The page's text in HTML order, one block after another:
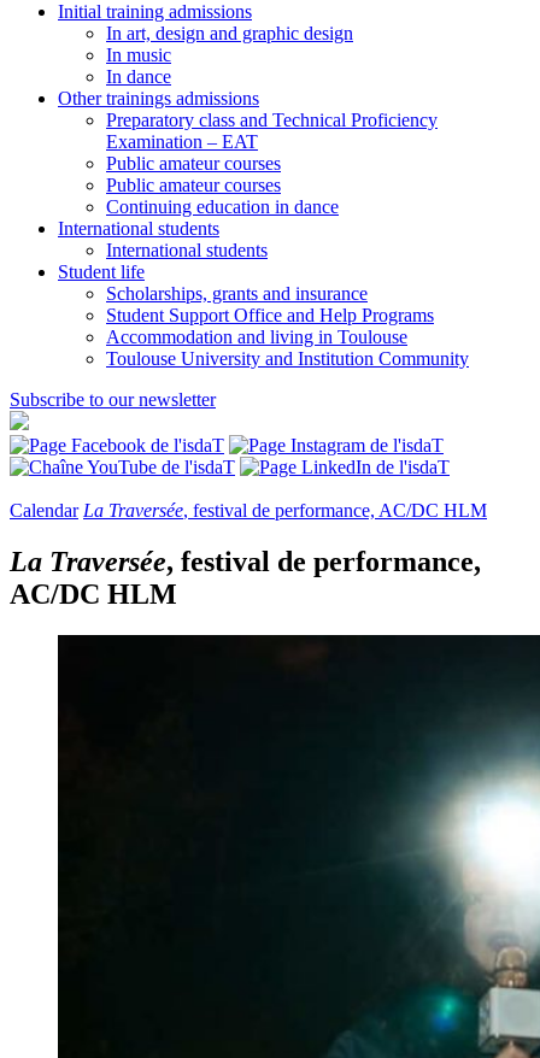
Initial training admissions
In art, design and graphic design
In music
In dance
Other trainings admissions
Preparatory class and Technical Proficiency
Examination – EAT
Public amateur courses
Public amateur courses
Continuing education in dance
International students
International students
Student life
Scholarships, grants and insurance
Student Support Office and Help Programs
Accommodation and living in Toulouse
Toulouse University and Institution Community
Subscribe to our newsletter
Calendar La Traversée, festival de performance, AC/DC HLM
La Traversée, festival de performance,
AC/DC HLM